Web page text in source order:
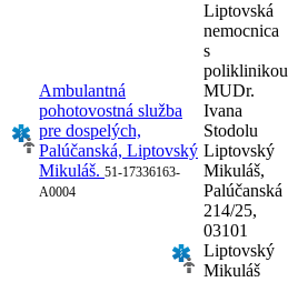
Ambulantná
pohotovostná služba
pre dospelých,
Palúčanská, Liptovský
Mikuláš. 51-17336163-
A0004
Liptovská
nemocnica
s
poliklinikou
MUDr.
Ivana
Stodolu
Liptovský
Mikuláš,
Palúčanská
214/25,
03101
Liptovský
Mikuláš